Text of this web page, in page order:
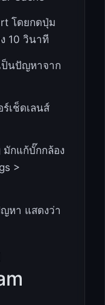
โดยกดปุ่ม
10 วินาที
ป็นปัญหาจาก
เช็ดเลนส์
มักแก้บั๊กกล้อง
>
หา แสดงว่า